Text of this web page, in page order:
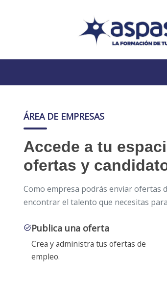
ÁREA DE EMPRESAS
Accede a tu
ofertas y
Como empresa podrás enviar ofertas
encontrar el talento que necesitas
task_altPublica una oferta
Crea y administra tus ofertas de
empleo.